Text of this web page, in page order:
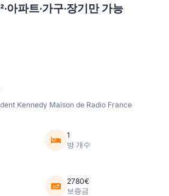
아파트·가구·장기만 가능
Kennedy Maison de Radio France
1
방 개수
2780€
보증금